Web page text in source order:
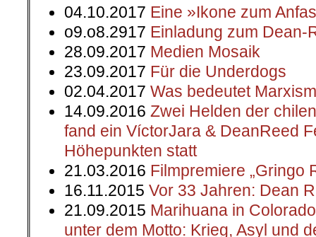
04.10.2017 Eine »Ikone zum
o9.o8.2917 Einladung zum Dean-
28.09.2017 Medien Mosaik
23.09.2017 Für die Underdogs
02.04.2017 Was bedeutet
14.09.2016 Zwei Helden der
fand ein VíctorJara & DeanReed
Höhepunkten statt
21.03.2016 Filmpremiere „Gringo
16.11.2015 Vor 33 Jahren: Dean
21.09.2015 Marihuana in
unter dem Motto: Krieg, Asyl und